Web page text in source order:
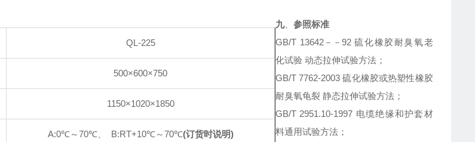
QL-225
500×600×750
1150×1020×1850
A:0℃～70℃、 B:RT+10℃～70℃(订货时说明)
九、参照标准
GB/T 13642－－92 硫化橡胶耐臭氧老
化试验 动态拉伸试验方法；
GB/T 7762-2003 硫化橡胶或热塑性橡胶
耐臭氧龟裂 静态拉伸试验方法；
GB/T 2951.10-1997 电缆绝缘和护套材
料通用试验方法；